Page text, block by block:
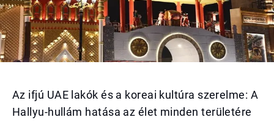
Az ifjú UAE lakók és a koreai kultúra szerelme: A
Hallyu-hullám hatása az élet minden területére